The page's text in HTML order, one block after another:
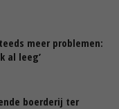
meer problemen:
al leeg’
boerderij ter